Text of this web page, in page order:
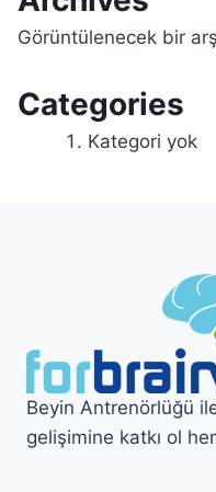
Görüntülenecek bir
Categories
Kategori yok
Beyin Antrenörlüğü
gelişimine katkı ol